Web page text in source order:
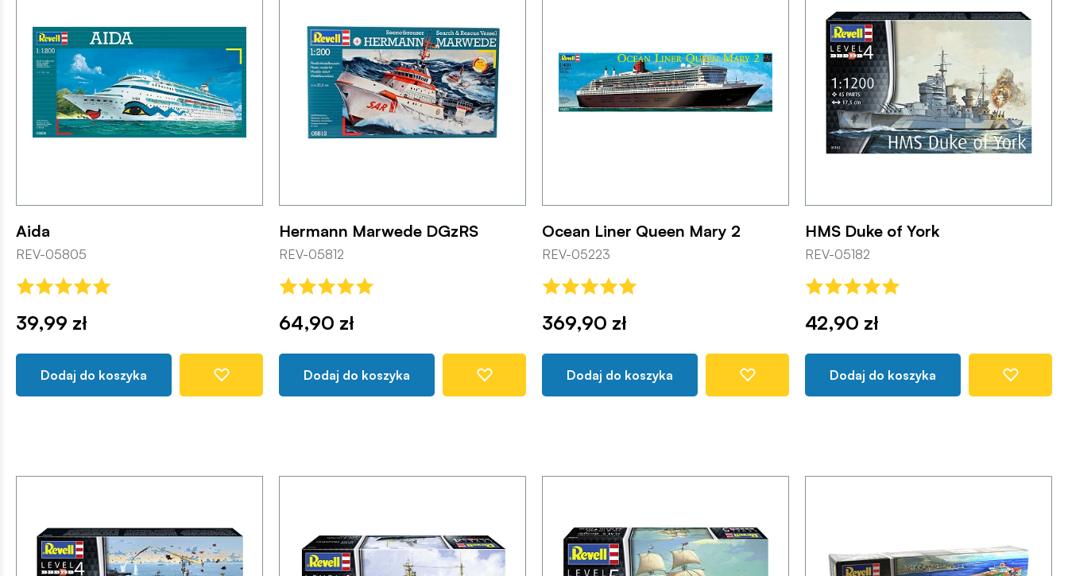
Aida
REV-05805
39,99 zł
Dodaj do koszyka
Hermann Marwede DGzRS
REV-05812
64,90 zł
Dodaj do koszyka
Ocean Liner Queen Mary 2
REV-05223
369,90 zł
Dodaj do koszyka
HMS Duke of York
REV-05182
42,90 zł
Dodaj do koszyka